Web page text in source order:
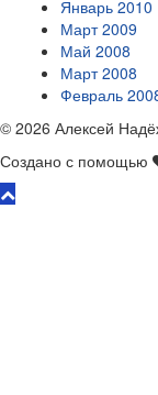
Январь 2010
Март 2009
Май 2008
Март 2008
Февраль
© 2026 Алексей
Создано с помощью